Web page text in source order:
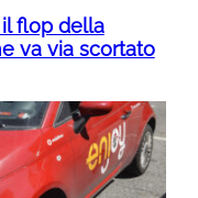
flop della
va via scortato